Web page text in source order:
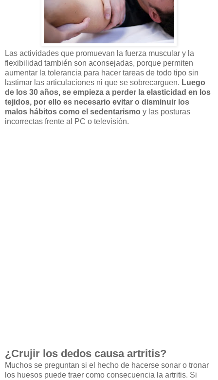
Las actividades que promuevan la fuerza muscular y la
flexibilidad también son aconsejadas, porque permiten
aumentar la tolerancia para hacer tareas de todo tipo sin
lastimar las articulaciones ni que se sobrecarguen. Luego
de los 30 años, se empieza a perder la elasticidad en los
tejidos, por ello es necesario evitar o disminuir los
malos hábitos como el sedentarismo y las posturas
incorrectas frente al PC o televisión.
¿Crujir los dedos causa artritis?
Muchos se preguntan si el hecho de hacerse sonar o tronar
los huesos puede traer como consecuencia la artritis. Si